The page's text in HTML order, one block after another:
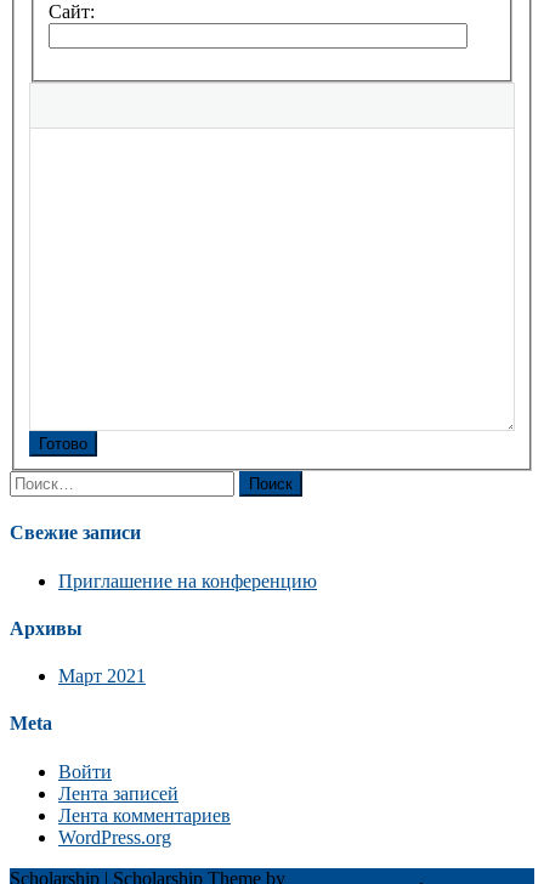
Сайт:
Готово
Найти:
Свежие записи
Приглашение на конференцию
Архивы
Март 2021
Meta
Войти
Лента записей
Лента комментариев
WordPress.org
Scholarship | Scholarship Theme by .